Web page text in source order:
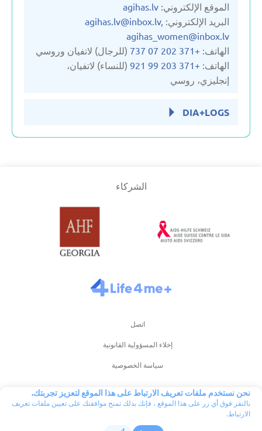
الموقع الإلكتروني: agihas.lv
البريد الإلكتروني: agihas.lv@inbox.lv,
agihas_women@inbox.lv
الهاتف: +371 202 07 737
(للرجال) لاتفيان وروسي
الهاتف: +371 203 99 921
(للنساء) لاتفيان،
إنجليزي، روسي
DIA+LOGS
الشركاء
اتصل
إخلاء المسؤولية القانونية
سياسة الخصوصية
شروط استخدام +Life4me
نحن نستخدم ملفات تعريف الارتباط على هذا الموقع لتعزيز تجربتك.
بالنقر فوق أي زر على هذا الموقع ، فإنك بذلك تمنح موافقتك على تعيين ملفات تعريف
الارتباط.